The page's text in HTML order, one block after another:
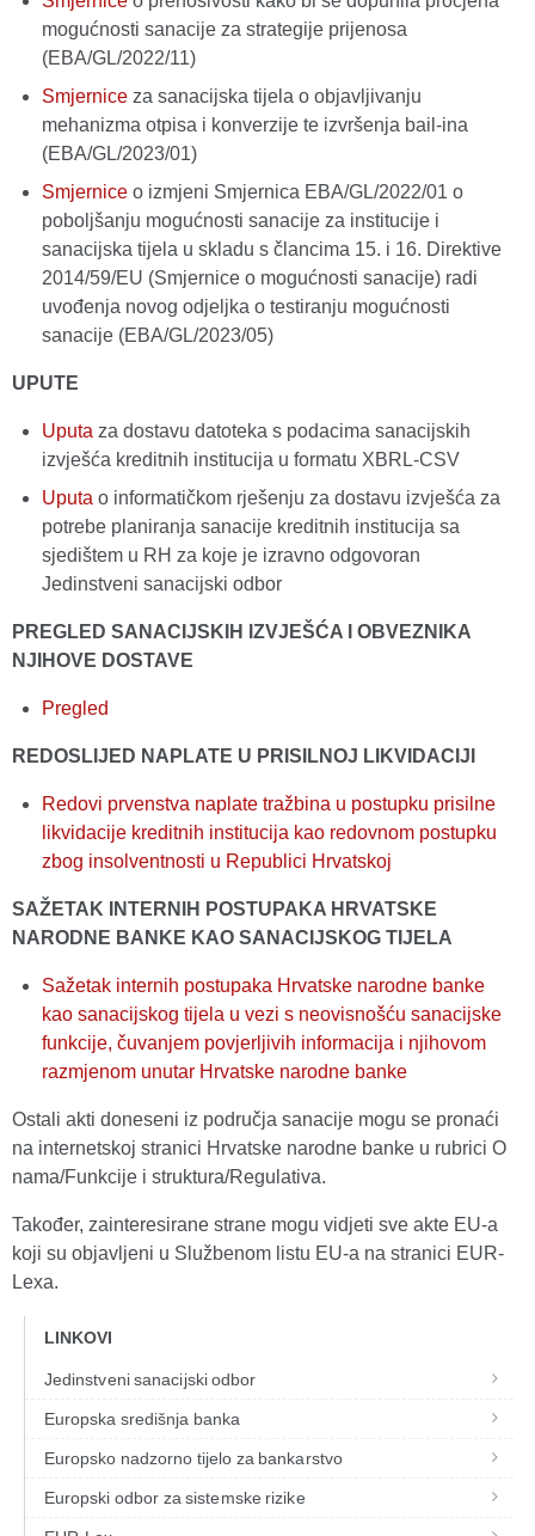
mogućnosti sanacije za strategije prijenosa
(EBA/GL/2022/11)
Smjernice za sanacijska tijela o objavljivanju
mehanizma otpisa i konverzije te izvršenja bail-ina
(EBA/GL/2023/01)
Smjernice o izmjeni Smjernica EBA/GL/2022/01 o
poboljšanju mogućnosti sanacije za institucije i
sanacijska tijela u skladu s člancima 15. i 16. Direktive
2014/59/EU (Smjernice o mogućnosti sanacije) radi
uvođenja novog odjeljka o testiranju mogućnosti
sanacije (EBA/GL/2023/05)
UPUTE
Uputa za dostavu datoteka s podacima sanacijskih
izvješća kreditnih institucija u formatu XBRL-CSV
Uputa o informatičkom rješenju za dostavu izvješća za
potrebe planiranja sanacije kreditnih institucija sa
sjedištem u RH za koje je izravno odgovoran
Jedinstveni sanacijski odbor
PREGLED SANACIJSKIH IZVJEŠĆA I OBVEZNIKA
NJIHOVE DOSTAVE
Pregled
REDOSLIJED NAPLATE U PRISILNOJ LIKVIDACIJI
Redovi prvenstva naplate tražbina u postupku prisilne
likvidacije kreditnih institucija kao redovnom postupku
zbog insolventnosti u Republici Hrvatskoj
SAŽETAK INTERNIH POSTUPAKA HRVATSKE
NARODNE BANKE KAO SANACIJSKOG TIJELA
Sažetak internih postupaka Hrvatske narodne banke
kao sanacijskog tijela u vezi s neovisnošću sanacijske
funkcije, čuvanjem povjerljivih informacija i njihovom
razmjenom unutar Hrvatske narodne banke
Ostali akti doneseni iz područja sanacije mogu se pronaći
na internetskoj stranici Hrvatske narodne banke u rubrici O
nama/Funkcije i struktura/Regulativa.
Također, zainteresirane strane mogu vidjeti sve akte EU-a
koji su objavljeni u Službenom listu EU-a na stranici EUR-
Lexa.
LINKOVI
Jedinstveni sanacijski odbor
Europska središnja banka
Europsko nadzorno tijelo za bankarstvo
Europski odbor za sistemske rizike